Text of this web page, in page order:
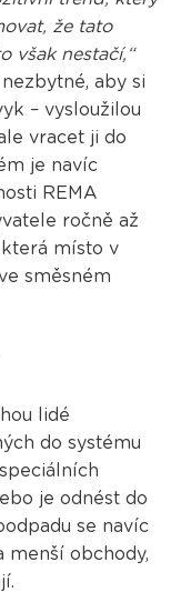
že tato
však nestačí,“
aby si
– vysloužilou
vracet ji do
je navíc
REMA
ročně až
místo v
směsném
lidé
do systému
je odnést do
se navíc
menší obchody,